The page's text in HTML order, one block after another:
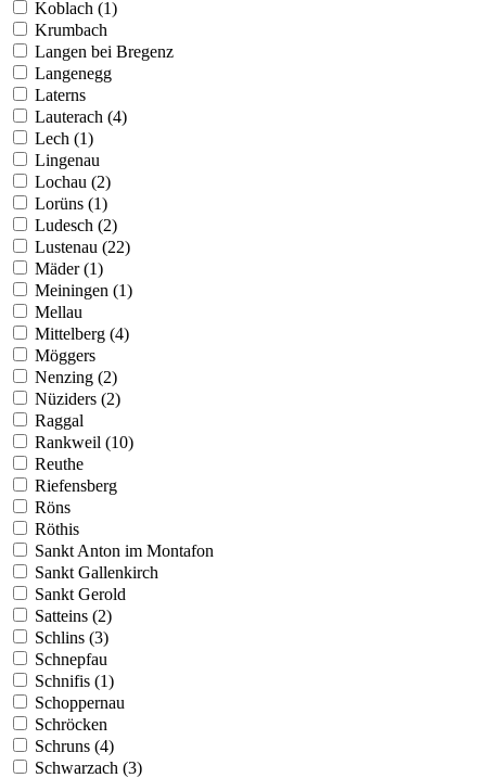
Koblach (1)
Krumbach
Langen bei Bregenz
Langenegg
Laterns
Lauterach (4)
Lech (1)
Lingenau
Lochau (2)
Lorüns (1)
Ludesch (2)
Lustenau (22)
Mäder (1)
Meiningen (1)
Mellau
Mittelberg (4)
Möggers
Nenzing (2)
Nüziders (2)
Raggal
Rankweil (10)
Reuthe
Riefensberg
Röns
Röthis
Sankt Anton im Montafon
Sankt Gallenkirch
Sankt Gerold
Satteins (2)
Schlins (3)
Schnepfau
Schnifis (1)
Schoppernau
Schröcken
Schruns (4)
Schwarzach (3)